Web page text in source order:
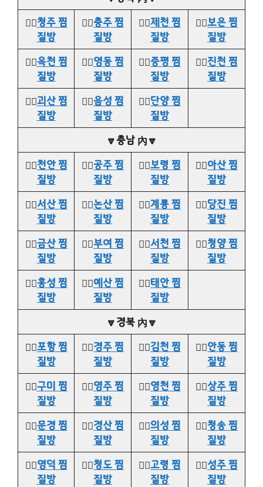
👉🏻청주 찜
질방
👉🏻충주 찜
질방
👉🏻제천 찜
질방
👉🏻보은 찜
질방
👉🏻옥천 찜
질방
👉🏻영동 찜
질방
👉🏻증평 찜
질방
👉🏻진천 찜
질방
👉🏻괴산 찜
질방
👉🏻음성 찜
질방
👉🏻단양 찜
질방
🔽충남 內🔽
👉🏻천안 찜
질방
👉🏻공주 찜
질방
👉🏻보령 찜
질방
👉🏻아산 찜
질방
👉🏻서산 찜
질방
👉🏻논산 찜
질방
👉🏻계룡 찜
질방
👉🏻당진 찜
질방
👉🏻금산 찜
질방
👉🏻부여 찜
질방
👉🏻서천 찜
질방
👉🏻청양 찜
질방
👉🏻홍성 찜
질방
👉🏻예산 찜
질방
👉🏻태안 찜
질방
🔽경북 內🔽
👉🏻포항 찜
질방
👉🏻경주 찜
질방
👉🏻김천 찜
질방
👉🏻안동 찜
질방
👉🏻구미 찜
질방
👉🏻영주 찜
질방
👉🏻영천 찜
질방
👉🏻상주 찜
질방
👉🏻문경 찜
질방
👉🏻경산 찜
질방
👉🏻의성 찜
질방
👉🏻청송 찜
질방
👉🏻영덕 찜
질방
👉🏻청도 찜
질방
👉🏻고령 찜
질방
👉🏻성주 찜
질방